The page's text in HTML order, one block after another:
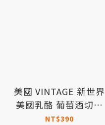
美國 VINTAGE 新世界
美國乳酪 葡萄酒切達
乳酪
NT$390